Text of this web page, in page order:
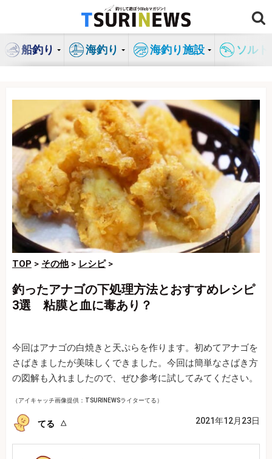
ン
船釣り 海釣り 海釣り施設 ソル
TOP > その他> レシピ>
釣ったアナゴの下処理方法とおすすめレシピ
3選 粘膜と血に毒あり？
今回はアナゴの白焼きと天ぷらを作ります。初めてアナゴを
さばきましたが美味しくできました。今回は簡単なさばき方
の図解も入れましたので、ぜひ参考に試してみてください。
（アイキャッチ画像提供：TSURINEWSライターてる）
てる 2021年12月23日